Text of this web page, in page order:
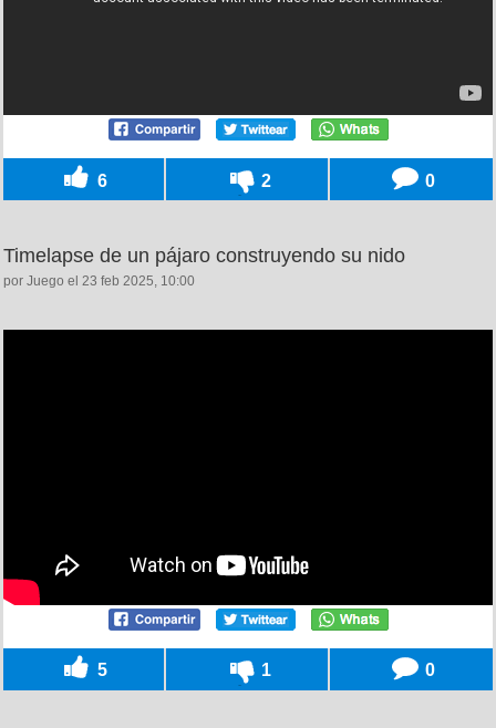
6 2 0
Timelapse de un pájaro construyendo su nido
por Juego el 23 feb 2025, 10:00
5 1 0